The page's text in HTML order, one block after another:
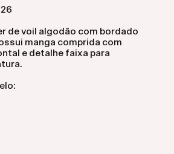
de voil algodão com bordado
manga comprida com
e detalhe faixa para